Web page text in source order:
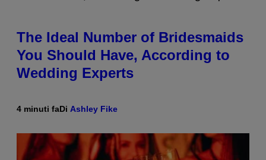
The Ideal Number of Bridesmaids
You Should Have, According to
Wedding Experts
4 minuti faDi Ashley Fike